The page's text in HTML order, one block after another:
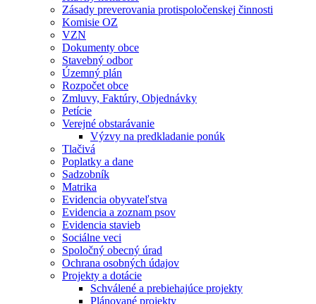
Zásady preverovania protispoločenskej činnosti
Komisie OZ
VZN
Dokumenty obce
Stavebný odbor
Územný plán
Rozpočet obce
Zmluvy, Faktúry, Objednávky
Petície
Verejné obstarávanie
Výzvy na predkladanie ponúk
Tlačivá
Poplatky a dane
Sadzobník
Matrika
Evidencia obyvateľstva
Evidencia a zoznam psov
Evidencia stavieb
Sociálne veci
Spoločný obecný úrad
Ochrana osobných údajov
Projekty a dotácie
Schválené a prebiehajúce projekty
Plánované projekty